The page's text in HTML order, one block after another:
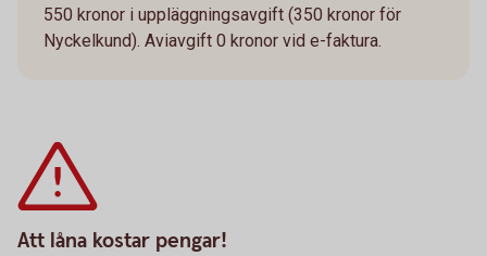
550 kronor i uppläggningsavgift (350 kronor för
Nyckelkund). Aviavgift 0 kronor vid e-faktura.
Att låna kostar pengar!